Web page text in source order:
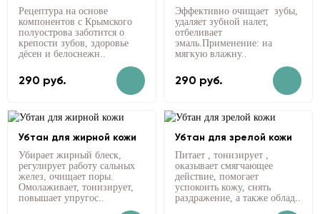
Рецептура на основе
компонентов с Крымского
полуострова заботится о
крепости зубов, здоровье
дёсен и белоснежн..
290 руб.
Эффективно очищает зубы,
удаляет зубной налет,
отбеливает
эмаль.Применение: на
мягкую влажну..
290 руб.
Убтан для жирной кожи
Убирает жирный блеск,
регулирует работу сальных
желез, очищает поры.
Омолаживает, тонизирует,
повышает упругос..
Убтан для зрелой кожи
Питает , тонизирует ,
оказывает смягчающее
действие, помогает
успокоить кожу, снять
раздражение, а также облад..